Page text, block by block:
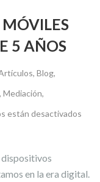
MÓVILES
5 AÑOS
, Blog,
, Mediación,
están desactivados
dispositivos
en la era digital.